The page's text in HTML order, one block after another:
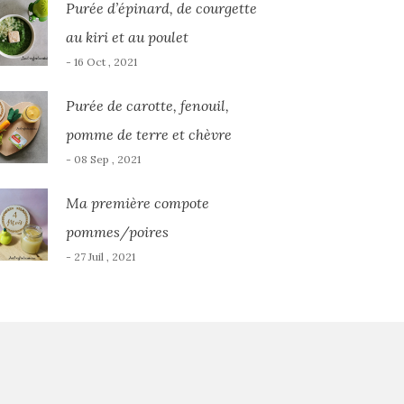
Purée d’épinard, de courgette
au kiri et au poulet
- 16 Oct , 2021
Purée de carotte, fenouil,
pomme de terre et chèvre
- 08 Sep , 2021
Ma première compote
pommes/poires
- 27 Juil , 2021